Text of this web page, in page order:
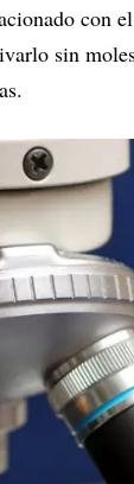
con
sin